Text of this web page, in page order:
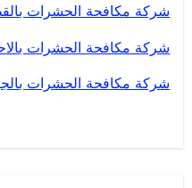
شركة مكافحة الحشرات
شركة مكافحة الحشرات
شركة مكافحة الحشرات